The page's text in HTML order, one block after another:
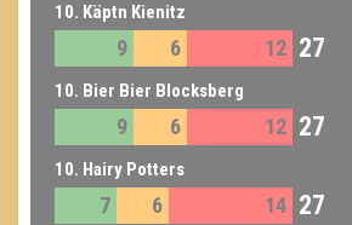
10. Käptn Kienitz
9 6 12 27
10. Bier Bier Blocksberg
9 6 12 27
10. Hairy Potters
7 6 14 27